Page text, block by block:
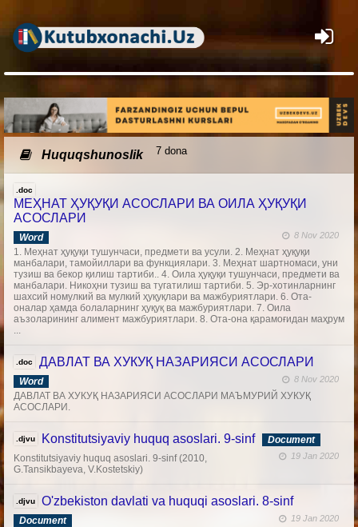
×
Huquqshunoslik 7 dona
.doc
МЕҲНАТ ҲУҚУҚИ АСОСЛАРИ ВА ОИЛА ҲУҚУҚИ
АСОСЛАРИ
Word 8 Nov 2020
1. Меҳнат ҳуқуқи тушунчаси, предмети ва усули. 2. Меҳнат ҳуқуқи
манбалари, тамойиллари ва функциялари. 3. Меҳнат шартномаси, уни
тузиш ва бекор қилиш тартиби.. 4. Оила ҳуқуқи тушунчаси, предмети ва
манбалари. Никоҳни тузиш ва тугатилиш тартиби. 5. Эр-хотинларнинг
шахсий номулкий ва мулкий ҳуқуқлари ва мажбуриятлари. 6. Ота-
оналар ҳамда болаларнинг ҳуқуқ ва мажбуриятлари. 7. Оила
аъзоларининг алимент мажбуриятлари. 8. Ота-она қарамоғидан маҳрум
.doc ДАВЛАТ ВА ХУКУҚ НАЗАРИЯСИ АСОСЛАРИ
Word 8 Nov 2020
ДАВЛАТ ВА ХУКУҚ НАЗАРИЯСИ АСОСЛАРИ МАЪМУРИЙ ХУКУҚ
АСОСЛАРИ.
.djvu Konstitutsiyaviy huquq asoslari. 9-sinf Document
19 Jan 2020
Konstitutsiyaviy huquq asoslari. 9-sinf (2010,
G.Tansikbayeva, V.Kostetskiy)
.djvu O'zbekiston davlati va huquqi asoslari. 8-sinf
Document 19 Jan 2020